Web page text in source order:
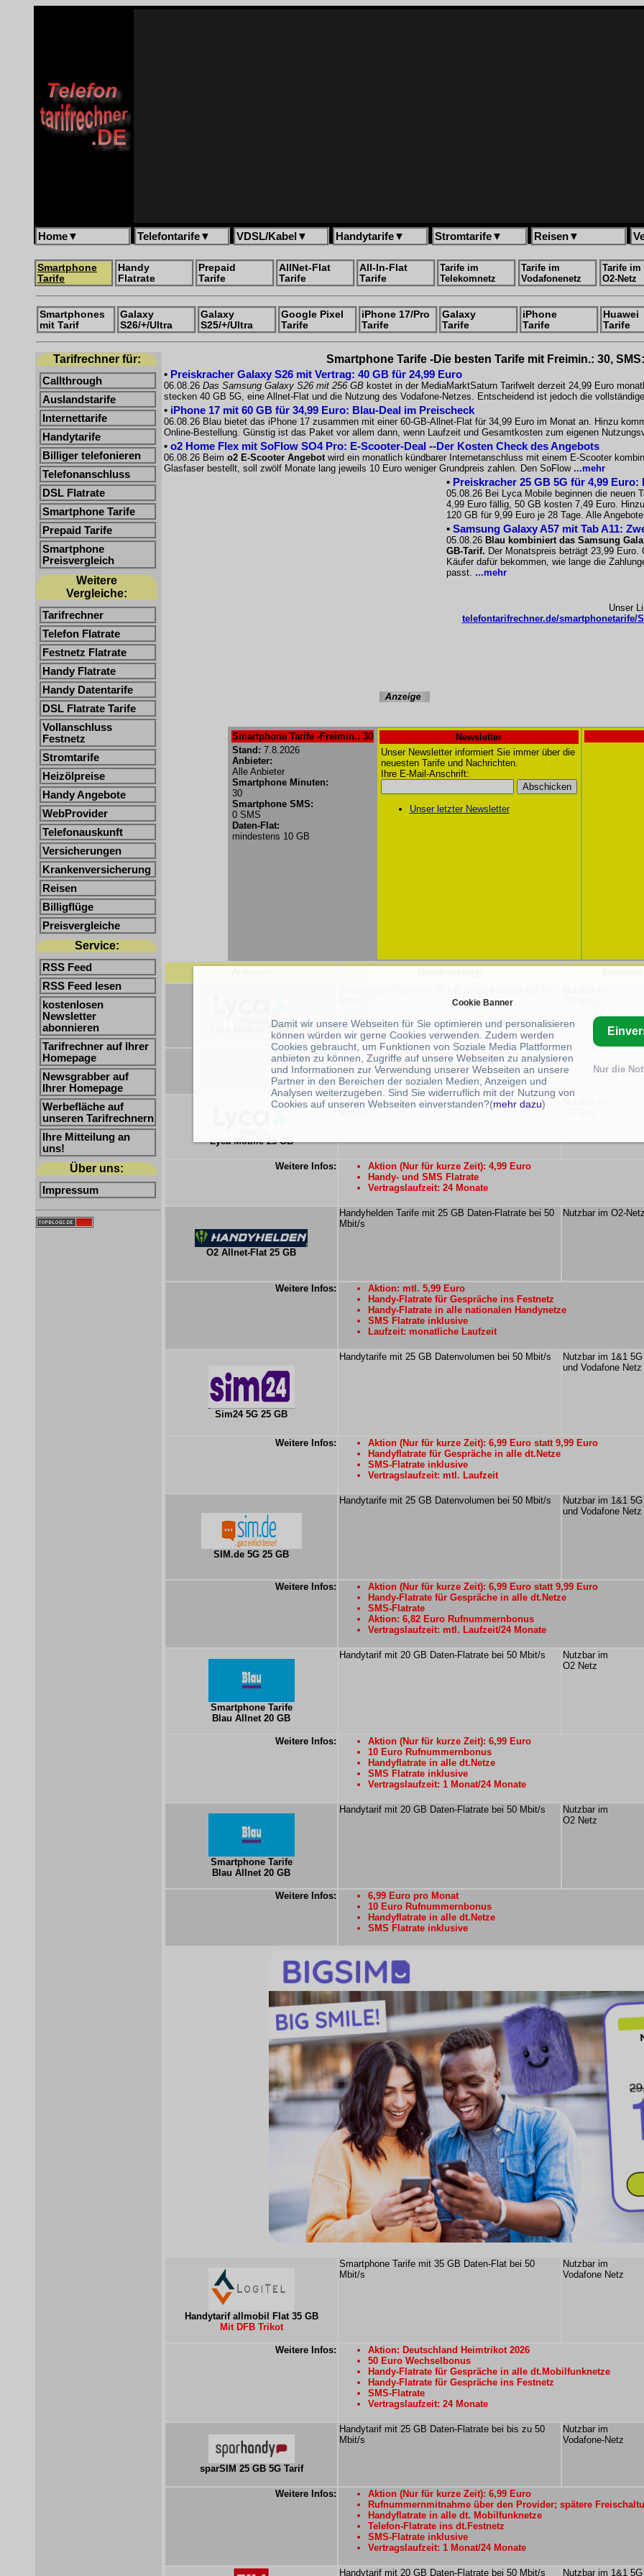
Home▼ Telefontarife▼ VDSL/Kabel ▼ Handytarife▼ Stromtarife▼ Reisen▼
Smartphone
Tarife
Handy
Flatrate
Prepaid
Tarife
AllNet-Flat
Tarife
All-In-Flat
Tarife
Tarife im
Telekomnetz
Tarife im
Vodafonenetz
Tarife im
O2-Netz
Smartphones
mit Tarif
Galaxy
S26/+/Ultra
Galaxy
S25/+/Ultra
Google Pixel
Tarife
iPhone 17/Pro
Tarife
Galaxy
Tarife
iPhone
Tarife
Huawei
Tarife
Tarifrechner für:
Callthrough
Auslandstarife
Internettarife
Handytarife
Billiger telefonieren
Telefonanschluss
DSL Flatrate
Smartphone Tarife
Prepaid Tarife
Smartphone
Preisvergleich
Weitere
Vergleiche:
Tarifrechner
Telefon Flatrate
Festnetz Flatrate
Handy Flatrate
Handy Datentarife
DSL Flatrate Tarife
Vollanschluss
Festnetz
Stromtarife
Heizölpreise
Handy Angebote
WebProvider
Telefonauskunft
Versicherungen
Krankenversicherung
Reisen
Billigflüge
Preisvergleiche
Service:
RSS Feed
RSS Feed lesen
kostenlosen
Newsletter
abonnieren
Tarifrechner auf Ihrer
Homepage
Newsgrabber auf
Ihrer Homepage
Werbefläche auf
unseren Tarifrechnern
Ihre Mitteilung an
uns!
Über uns:
Impressum
Smartphone Tarife -Die besten Tarife mit Freimin.: 30,
• Preiskracher Galaxy S26 mit Vertrag: 40 GB für 24,99 Euro
06.08.26 Das Samsung Galaxy S26 mit 256 GB kostet in der MediaMarktSaturn Tarifwelt derzeit 24,99 Euro
stecken 40 GB 5G, eine Allnet-Flat und die Nutzung des Vodafone-Netzes. Entscheidend ist jedoch die
• iPhone 17 mit 60 GB für 34,99 Euro: Blau-Deal im Preischeck
06.08.26 Blau bietet das iPhone 17 zusammen mit einer 60-GB-Allnet-Flat für 34,99 Euro im Monat an. Hinzu
Online-Bestellung. Günstig ist das Paket vor allem dann, wenn Laufzeit und Gesamtkosten zum eigenen
• o2 Home Flex mit SoFlow SO4 Pro: E-Scooter-Deal --Der Kosten Check des Angebots
06.08.26 Beim o2 E-Scooter Angebotwird ein monatlich kündbarer Internetanschluss mit einem E-Scooter
Glasfaser bestellt, soll zwölf Monate lang jeweils 10 Euro weniger Grundpreis zahlen. Den SoFlow ...mehr
• Preiskracher 25 GB 5G für 4,99
05.08.26 Bei Lyca Mobile beginnen die neuen
4,99 Euro fällig, 50 GB kosten 7,49 Euro.
120 GB für 9,99 Euro je 28 Tage. Alle
• Samsung Galaxy A57 mit Tab A11:
05.08.26 Blau kombiniert das Samsung
GB-Tarif. Der Monatspreis beträgt 23,99
Käufer dafür bekommen, wie lange die
passt. ...mehr
Unser
telefontarifrechner.de/smartphonetarife/
Smartphone Tarife -Freimin.: 30
Stand: 7.8.2026
Anbieter:
Alle Anbieter
Smartphone Minuten:
30
Smartphone SMS:
0 SMS
Daten-Flat:
mindestens 10 GB
Newsletter
Unser Newsletter informiert Sie immer über die
neuesten Tarife und Nachrichten.
Ihre E-Mail-Anschrift:
Unser letzter Newsletter
Lyca Mobile 10 GB
Weitere Infos:
Aktion (Nur für kurze Zeit): 3,99 Euro
Handy- und SMS Flatrate
Vertragslaufzeit: 24 Monate
Lyca Mobile 25 GB
Smartphone Tarife mit 25 GB Daten-Flatrate bei 50
Weitere Infos:
Aktion (Nur für kurze Zeit): 4,99 Euro
Handy- und SMS Flatrate
Vertragslaufzeit: 24 Monate
O2 Allnet-Flat 25 GB
Handyhelden Tarife mit 25 GB Daten-Flatrate bei 50
Mbit/s
Nutzbar im O2-Netz
Weitere Infos:
Aktion: mtl. 5,99 Euro
Handy-Flatrate für Gespräche ins Festnetz
Handy-Flatrate in alle nationalen Handynetze
SMS Flatrate inklusive
Laufzeit: monatliche Laufzeit
Sim24 5G 25 GB
Handytarife mit 25 GB Datenvolumen bei 50 Mbit/s
Nutzbar im 1&1
und Vodafone Netz
Weitere Infos:
Aktion (Nur für kurze Zeit): 6,99 Euro statt 9,99 Euro
Handyflatrate für Gespräche in alle dt.Netze
SMS-Flatrate inklusive
Vertragslaufzeit: mtl. Laufzeit
SIM.de 5G 25 GB
Handytarife mit 25 GB Datenvolumen bei 50 Mbit/s
Nutzbar im 1&1
und Vodafone Netz
Weitere Infos:
Aktion (Nur für kurze Zeit): 6,99 Euro statt 9,99 Euro
Handy-Flatrate für Gespräche in alle dt.Netze
SMS-Flatrate
Aktion: 6,82 Euro Rufnummernbonus
Vertragslaufzeit: mtl. Laufzeit/24 Monate
Smartphone Tarife
Blau Allnet 20 GB
Handytarif mit 20 GB Daten-Flatrate bei 50 Mbit/s
Nutzbar im
O2 Netz
Weitere Infos:
Aktion (Nur für kurze Zeit): 6,99 Euro
10 Euro Rufnummernbonus
Handyflatrate in alle dt.Netze
SMS Flatrate inklusive
Vertragslaufzeit: 1 Monat/24 Monate
Smartphone Tarife
Blau Allnet 20 GB
Handytarif mit 20 GB Daten-Flatrate bei 50 Mbit/s
Nutzbar im
O2 Netz
Weitere Infos:
6,99 Euro pro Monat
10 Euro Rufnummernbonus
Handyflatrate in alle dt.Netze
SMS Flatrate inklusive
Handytarif allmobil Flat 35 GB
Mit DFB Trikot
Smartphone Tarife mit 35 GB Daten-Flat bei 50
Mbit/s
Nutzbar im
Vodafone Netz
Weitere Infos:
Aktion: Deutschland Heimtrikot 2026
50 Euro Wechselbonus
Handy-Flatrate für Gespräche in alle dt.Mobilfunknetze
Handy-Flatrate für Gespräche ins Festnetz
SMS-Flatrate
Vertragslaufzeit: 24 Monate
sparSIM 25 GB 5G Tarif
Handytarif mit 25 GB Daten-Flatrate bei bis zu 50
Mbit/s
Nutzbar im
Vodafone-Netz
Weitere Infos:
Aktion (Nur für kurze Zeit): 6,99 Euro
Rufnummernmitnahme über den Provider; spätere
Handyflatrate in alle dt. Mobilfunknetze
Telefon-Flatrate ins dt.Festnetz
SMS-Flatrate inklusive
Vertragslaufzeit: 1 Monat/24 Monate
Handytarif mit 20 GB Daten-Flatrate bei 50 Mbit/s Nutzbar im 1&1
Cookie Banner
Damit wir unsere Webseiten für Sie optimieren und personalisieren
können würden wir gerne Cookies verwenden. Zudem werden
Cookies gebraucht, um Funktionen von Soziale Media Plattformen
anbieten zu können, Zugriffe auf unsere Webseiten zu analysieren
und Informationen zur Verwendung unserer Webseiten an unsere
Partner in den Bereichen der sozialen Medien, Anzeigen und
Analysen weiterzugeben. Sind Sie widerruflich mit der Nutzung von
Cookies auf unseren Webseiten einverstanden?(mehr dazu)
Nur die